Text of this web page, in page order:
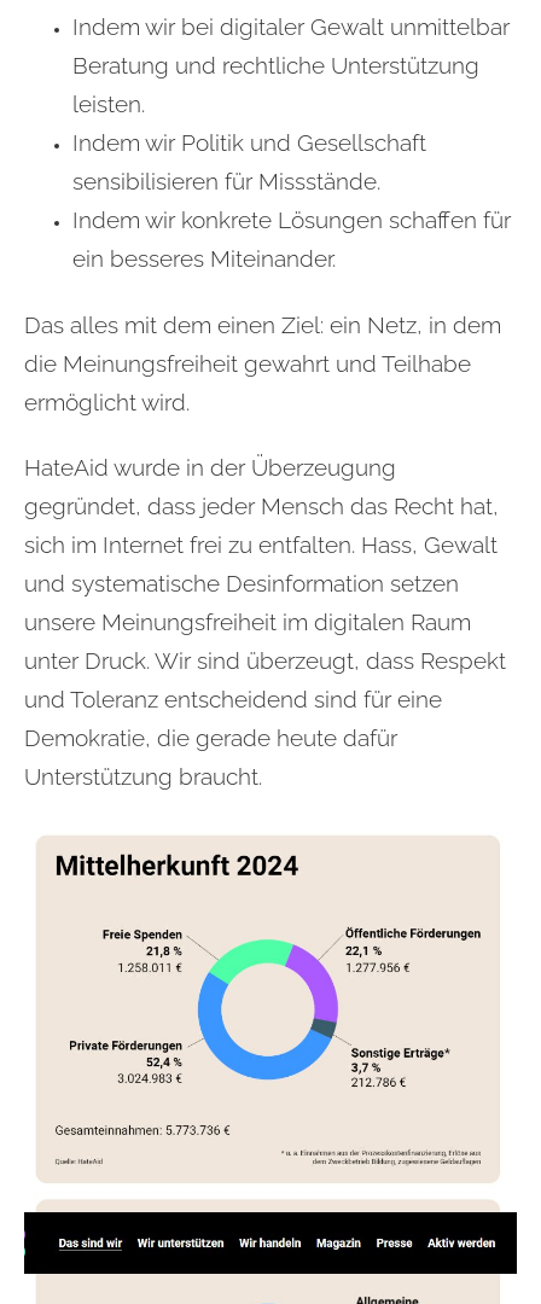
Indem wir bei digitaler Gewalt unmittelbar
Beratung und rechtliche Unterstützung
leisten.
Indem wir Politik und Gesellschaft
sensibilisieren für Missstände.
Indem wir konkrete Lösungen schaffen für
ein besseres Miteinander.
Das alles mit dem einen Ziel: ein Netz, in dem
die Meinungsfreiheit gewahrt und Teilhabe
ermöglicht wird.
HateAid wurde in der Überzeugung
gegründet, dass jeder Mensch das Recht hat,
sich im Internet frei zu entfalten. Hass, Gewalt
und systematische Desinformation setzen
unsere Meinungsfreiheit im digitalen Raum
unter Druck. Wir sind überzeugt, dass Respekt
und Toleranz entscheidend sind für eine
Demokratie, die gerade heute dafür
Unterstützung braucht.